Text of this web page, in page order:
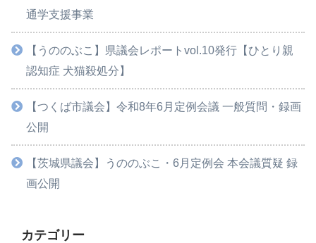
通学支援事業
【うののぶこ】県議会レポートvol.10発行【ひとり親
認知症 犬猫殺処分】
【つくば市議会】令和8年6月定例会議 一般質問・録画
公開
【茨城県議会】うののぶこ・6月定例会 本会議質疑 録
画公開
カテゴリー